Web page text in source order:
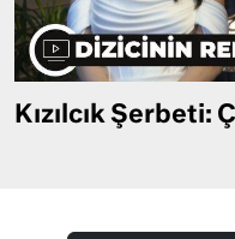
Kızılcık